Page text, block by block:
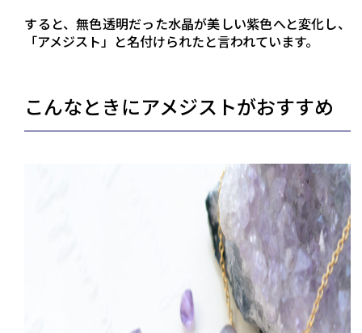
すると、無色透明だった水晶が美しい紫色へと変化し、
「アメジスト」と名付けられたと言われています。
こんなときにアメジストがおすすめ